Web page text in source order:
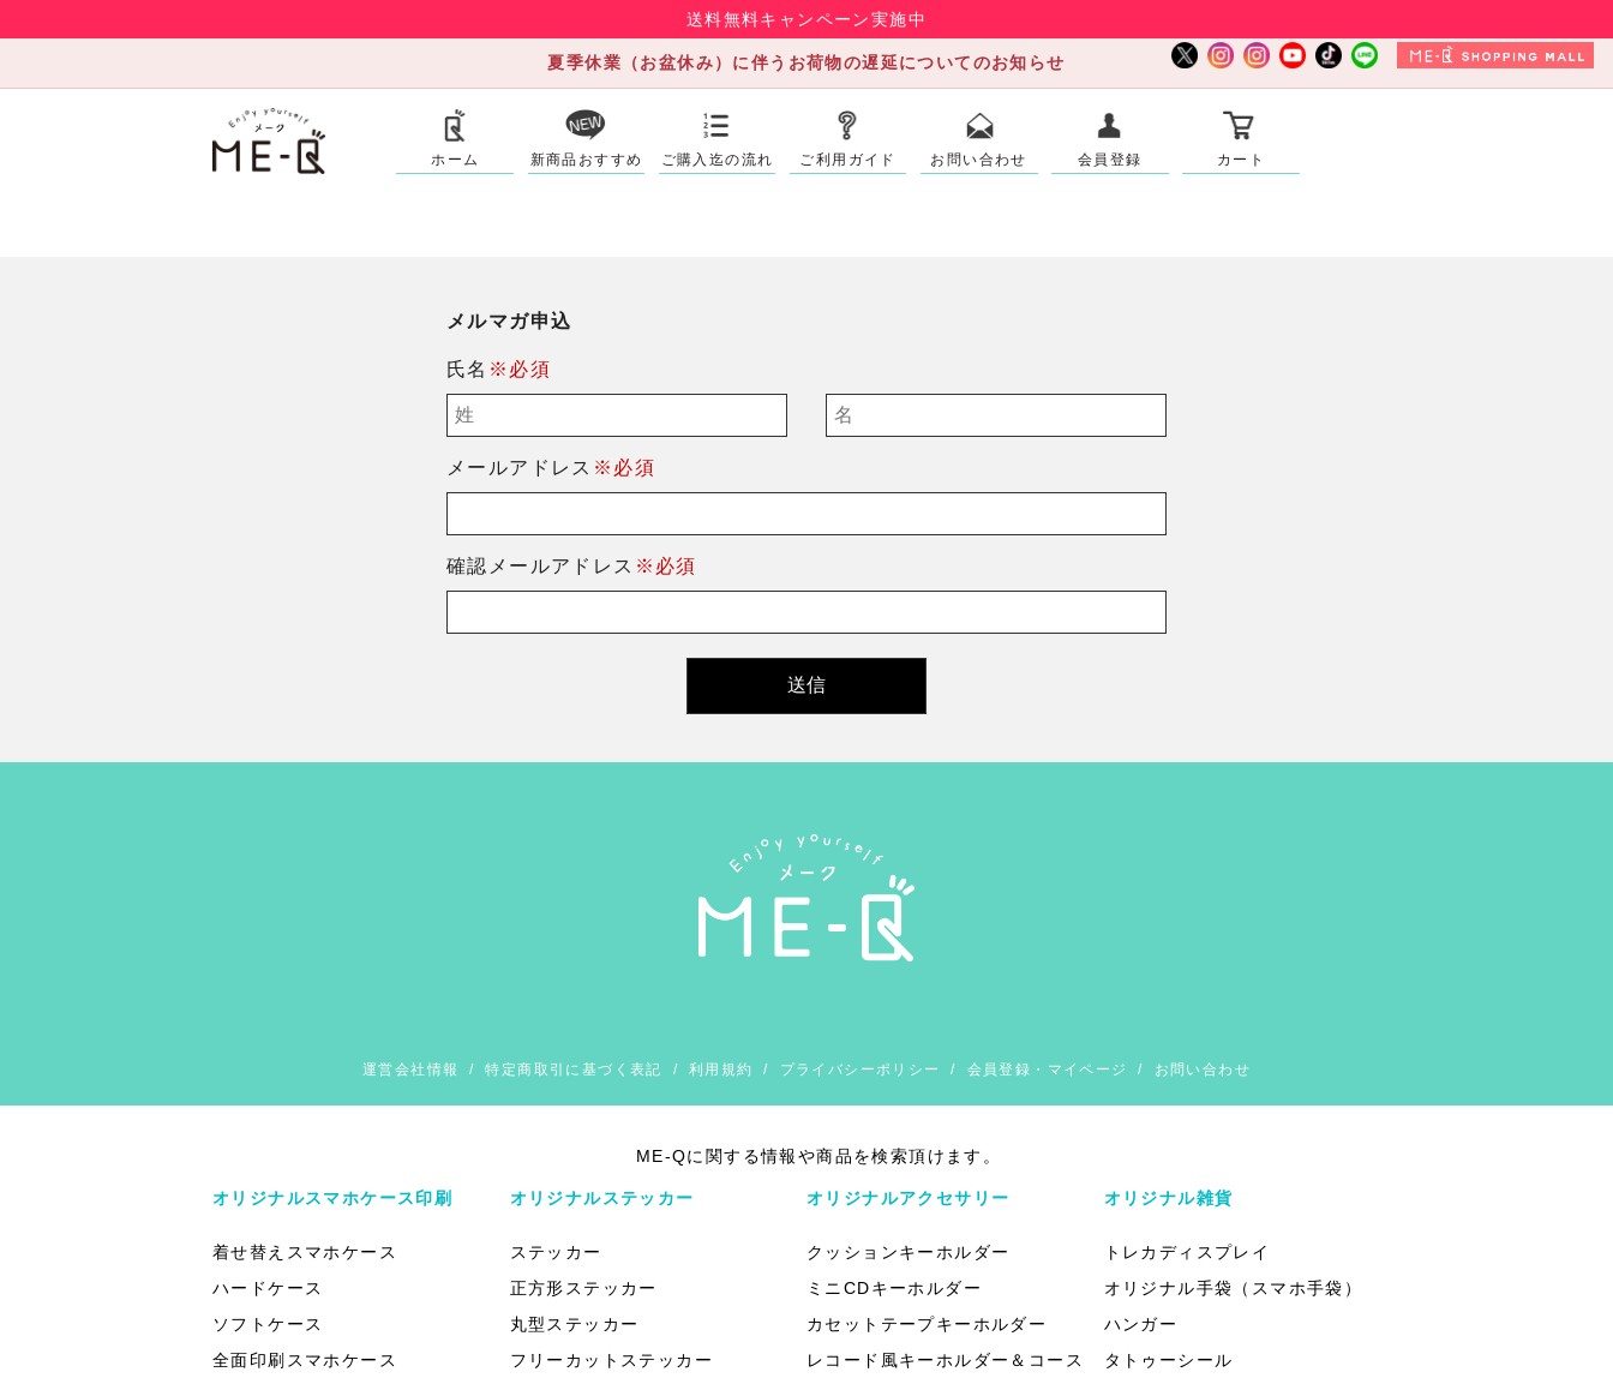
送料無料キャンペーン実施中
夏季休業（お盆休み）に伴うお荷物の遅延についてのお知らせ
ホーム 新商品おすすめ ご購入迄の流れ ご利用ガイド お問い合わせ 会員登録 カート
メルマガ申込
氏名 ※必須
メールアドレス ※必須
確認メールアドレス ※必須
運営会社情報 /特定商取引に基づく表記 / 利用規約 / プライバシーポリシー / 会員登録・マイページ / お問い合わせ
ME-Qに関する情報や商品を検索頂けます。
オリジナルスマホケース印刷
着せ替えスマホケース
ハードケース
ソフトケース
全面印刷スマホケース
オリジナルステッカー
ステッカー
正方形ステッカー
丸型ステッカー
フリーカットステッカー
オリジナルアクセサリー
クッションキーホルダー
ミニCDキーホルダー
カセットテープキーホルダー
レコード風キーホルダー＆コース
オリジナル雑貨
トレカディスプレイ
オリジナル手袋（スマホ手袋）
ハンガー
タトゥーシール